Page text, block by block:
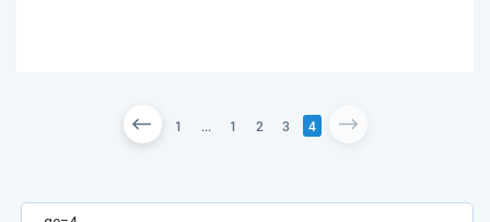
1 ... 1 2 3 4